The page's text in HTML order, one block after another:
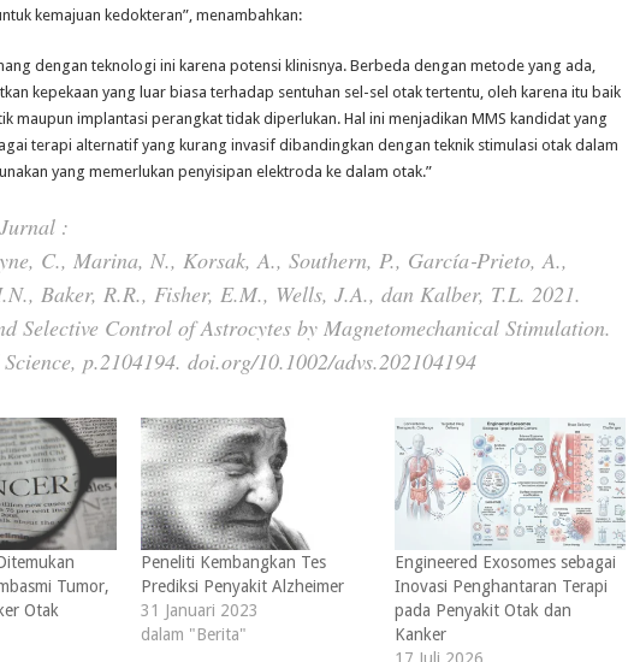
kemajuan kedokteran”, menambahkan:
dengan teknologi ini karena potensi klinisnya. Berbeda dengan metode yang ada,
kepekaan yang luar biasa terhadap sentuhan sel-sel otak tertentu, oleh karena itu baik
maupun implantasi perangkat tidak diperlukan. Hal ini menjadikan MMS kandidat yang
terapi alternatif yang kurang invasif dibandingkan dengan teknik stimulasi otak dalam
yang memerlukan penyisipan elektroda ke dalam otak.”
:
C., Marina, N., Korsak, A., Southern, P., García‐Prieto, A.,
Baker, R.R., Fisher, E.M., Wells, J.A., dan Kalber, T.L. 2021.
Selective Control of Astrocytes by Magnetomechanical Stimulation.
p.2104194. doi.org/10.1002/advs.202104194
Tumor,
Otak
Peneliti Kembangkan Tes
Prediksi Penyakit Alzheimer
31 Januari 2023
dalam "Berita"
Engineered Exosomes sebagai
Inovasi Penghantaran Terapi
pada Penyakit Otak dan
Kanker
17 Juli 2026